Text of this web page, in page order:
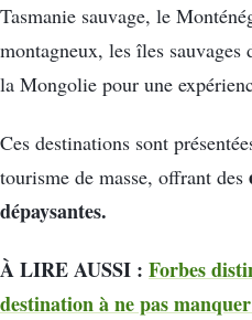
Tasmanie sauvage, le
montagneux, les îles sauvages
la Mongolie pour une
Ces destinations sont
tourisme de masse, offrant des
dépaysantes.
À LIRE AUSSI : Forbes
destination à ne pas